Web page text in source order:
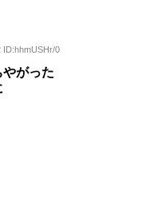
ID:hhmUSHr/0
がった